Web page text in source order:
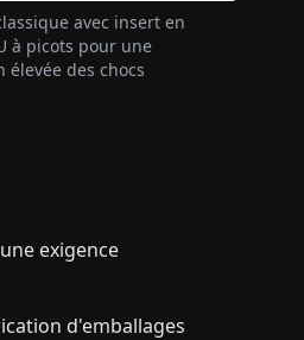
avec insert en
à picots pour une
élevée des chocs
exigence
d'emballages